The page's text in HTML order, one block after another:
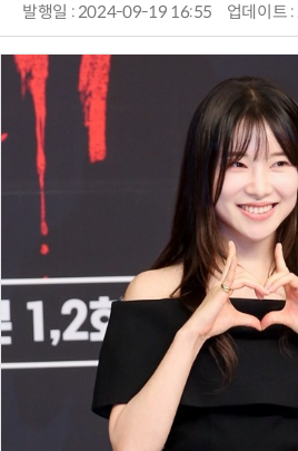
발행일 : 2024-09-19 16:55 업데이트